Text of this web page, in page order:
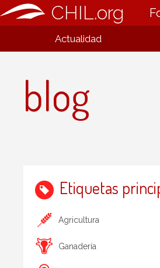
CHIL.org
Actualidad
blog
Etiquetas
Agricultura
Ganadería